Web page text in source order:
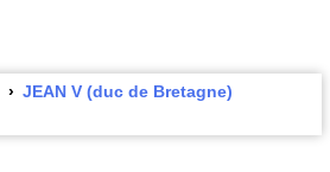
JEAN V (duc de Bretagne)